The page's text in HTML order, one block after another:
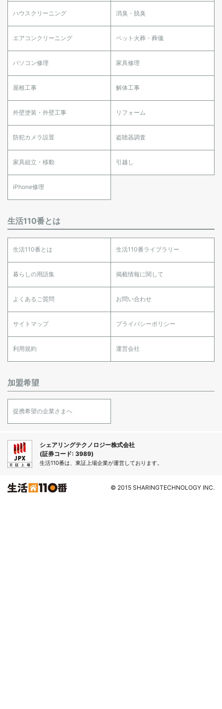
ハウスクリーニング 消臭・脱臭
エアコンクリーニング ペット火葬・葬儀
パソコン修理 家具修理
屋根工事 解体工事
外壁塗装・外壁工事 リフォーム
防犯カメラ設置 盗聴器調査
家具組立・移動 引越し
iPhone修理
生活110番とは
生活110番とは 生活110番ライブラリー
暮らしの用語集 掲載情報に関して
よくあるご質問 お問い合わせ
サイトマップ プライバシーポリシー
利用規約 運営会社
加盟希望
提携希望の企業さまへ
シェアリングテクノロジー株式会社
(証券コード: 3989)
生活110番は、東証上場企業が運営しております。
© 2015 SHARINGTECHNOLOGY INC.